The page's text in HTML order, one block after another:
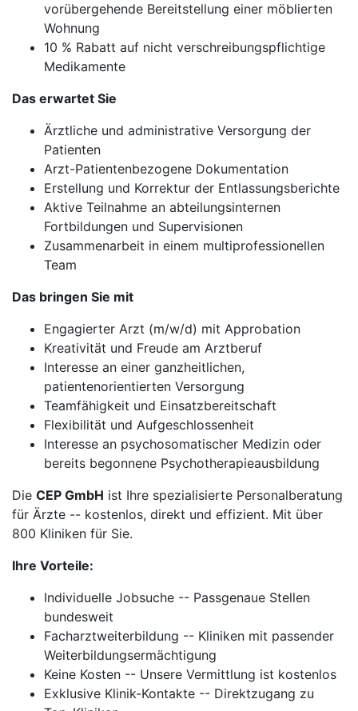
vorübergehende Bereitstellung einer möblierten
Wohnung
10 % Rabatt auf nicht verschreibungspflichtige
Medikamente
Das erwartet Sie
Ärztliche und administrative Versorgung der
Patienten
Arzt-Patientenbezogene Dokumentation
Erstellung und Korrektur der Entlassungsberichte
Aktive Teilnahme an abteilungsinternen
Fortbildungen und Supervisionen
Zusammenarbeit in einem multiprofessionellen
Team
Das bringen Sie mit
Engagierter Arzt (m/w/d) mit Approbation
Kreativität und Freude am Arztberuf
Interesse an einer ganzheitlichen,
patientenorientierten Versorgung
Teamfähigkeit und Einsatzbereitschaft
Flexibilität und Aufgeschlossenheit
Interesse an psychosomatischer Medizin oder
bereits begonnene Psychotherapieausbildung
Die CEP GmbH ist Ihre spezialisierte Personalberatung
für Ärzte -- kostenlos, direkt und effizient. Mit über
800 Kliniken für Sie.
Ihre Vorteile:
Individuelle Jobsuche -- Passgenaue Stellen
bundesweit
Facharztweiterbildung -- Kliniken mit passender
Weiterbildungsermächtigung
Keine Kosten -- Unsere Vermittlung ist kostenlos
Exklusive Klinik-Kontakte -- Direktzugang zu